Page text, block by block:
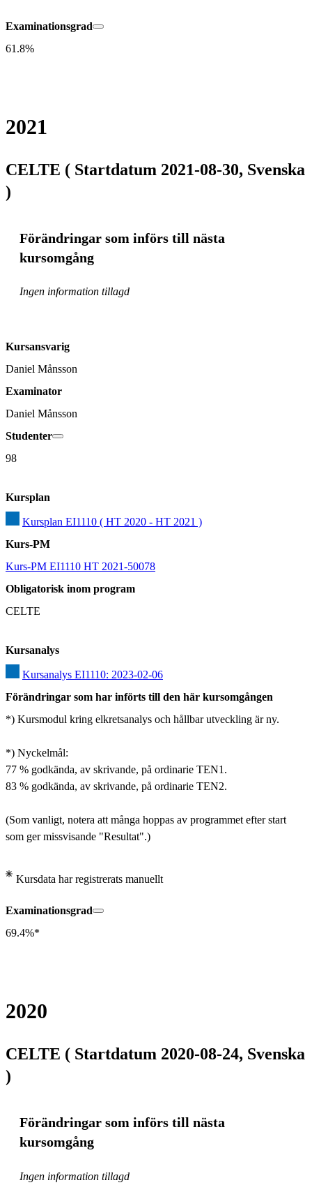
Examinationsgrad
61.8%
2021
CELTE ( Startdatum 2021-08-30, Svenska
)
Förändringar som införs till nästa
kursomgång
Ingen information tillagd
Kursansvarig
Daniel Månsson
Examinator
Daniel Månsson
Studenter
98
Kursplan
Kursplan EI1110 ( HT 2020 - HT 2021 )
Kurs-PM
Kurs-PM EI1110 HT 2021-50078
Obligatorisk inom program
CELTE
Kursanalys
Kursanalys EI1110: 2023-02-06
Förändringar som har införts till den här kursomgången
*) Kursmodul kring elkretsanalys och hållbar utveckling är ny.
*) Nyckelmål:
77 % godkända, av skrivande, på ordinarie TEN1.
83 % godkända, av skrivande, på ordinarie TEN2.
(Som vanligt, notera att många hoppas av programmet efter start
som ger missvisande "Resultat".)
Kursdata har registrerats manuellt
Examinationsgrad
69.4%*
2020
CELTE ( Startdatum 2020-08-24, Svenska
)
Förändringar som införs till nästa
kursomgång
Ingen information tillagd